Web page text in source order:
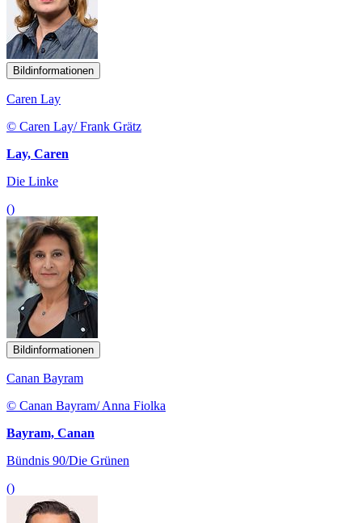
Bildinformationen
Caren Lay
© Caren Lay/ Frank Grätz
Lay, Caren
Die Linke
()
Bildinformationen
Canan Bayram
© Canan Bayram/ Anna Fiolka
Bayram, Canan
Bündnis 90/Die Grünen
()